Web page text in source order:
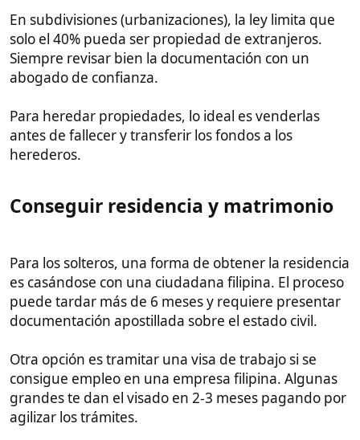
Otra opción es tramitar una visa de trabajo si se
consigue empleo en una empresa filipina. Algunas
grandes te dan el visado en 2-3 meses pagando por
agilizar los trámites.
Los residentes recomiendan estar en Filipinas con
una visa de turista mientras se realizan los trámites,
y renovarla pagando una multa si caduca antes de
tener los papeles.
Usar el carnet de conducir español​
conducir español tras 6 meses de residencia. Esto
requiere un examen médico, de la vista, y uno
teórico en inglés.
Muchos optan por asumir el riesgo de circular sin
los 1000 pesos (15€).
Según se comenta, hay opción para comprar el
carnet a un gestor por 10 años por unos 10000
pesos, pero no me queda claro si esto es legal o no,